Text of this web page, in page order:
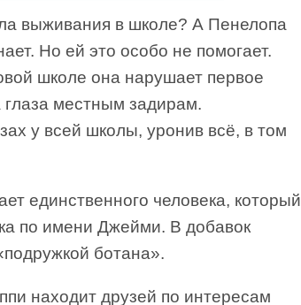
выживания в школе? А Пенелопа
Но ей это особо не помогает.
школе она нарушает первое
местным задирам.
у всей школы, уронив всё, в том
единственного человека, который
по имени Джейми. В добавок
ботана».
находит друзей по интересам